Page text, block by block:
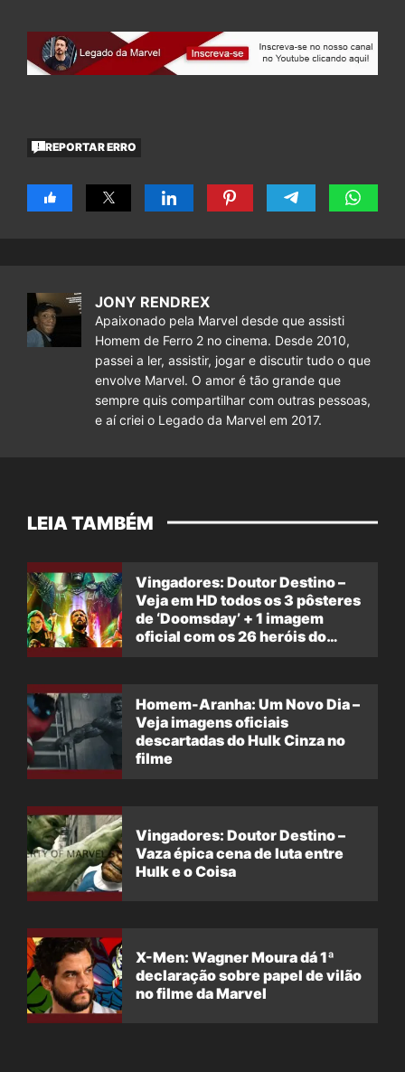
REPORTAR ERRO
JONY RENDREX
Apaixonado pela Marvel desde que assisti
Homem de Ferro 2 no cinema. Desde 2010,
passei a ler, assistir, jogar e discutir tudo o que
envolve Marvel. O amor é tão grande que
sempre quis compartilhar com outras pessoas,
e aí criei o Legado da Marvel em 2017.
LEIA TAMBÉM
Vingadores: Doutor Destino –
Veja em HD todos os 3 pôsteres
de ‘Doomsday’ + 1 imagem
oficial com os 26 heróis do
Homem-Aranha: Um Novo Dia –
Veja imagens oficiais
descartadas do Hulk Cinza no
filme
Vingadores: Doutor Destino –
Vaza épica cena de luta entre
Hulk e o Coisa
X-Men: Wagner Moura dá 1ª
declaração sobre papel de vilão
no filme da Marvel